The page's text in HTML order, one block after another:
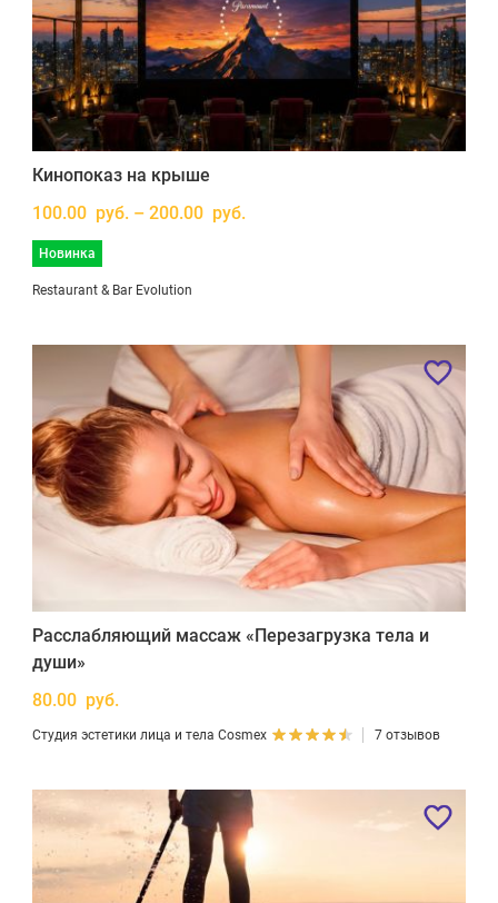
Кинопоказ на крыше
100.00 руб. – 200.00 руб.
Новинка
Restaurant & Bar Evolution
Расслабляющий массаж «Перезагрузка тела и
души»
80.00 руб.
Студия эстетики лица и тела Cosmex 7 отзывов